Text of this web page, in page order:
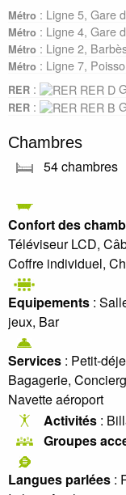
Métro : Ligne 5, Gare
Métro : Ligne 4, Gare
Métro : Ligne 2,
Métro : Ligne 7,
RER :
RER :
Chambres
54 chambres
Confort des
Téléviseur LCD,
Coffre individuel,
Equipements :
jeux, Bar
Services : Petit-
Bagagerie,
Navette aéroport
Activités :
Groupes
Langues parlées :